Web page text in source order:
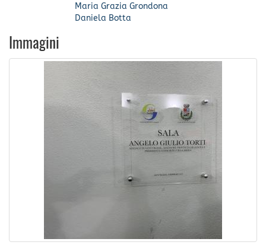
Maria Grazia Grondona
Daniela Botta
Immagini